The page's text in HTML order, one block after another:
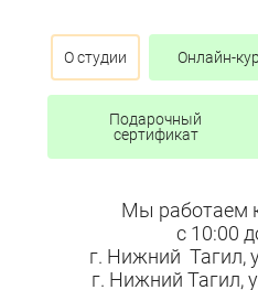
О студии Онлайн-
Подарочный
сертификат
Мы работаем
с 10:00
г. Нижний Тагил,
г. Нижний Тагил,